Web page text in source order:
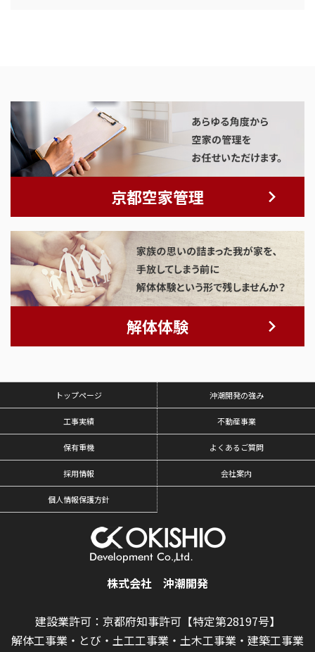
京都空家管理
解体体験
トップページ 沖潮開発の強み
工事実績 不動産事業
保有重機 よくあるご質問
採用情報 会社案内
個人情報保護方針
株式会社 沖潮開発
建設業許可：京都府知事許可【特定第28197号】
解体工事業・とび・土工工事業・土木工事業・建築工事業